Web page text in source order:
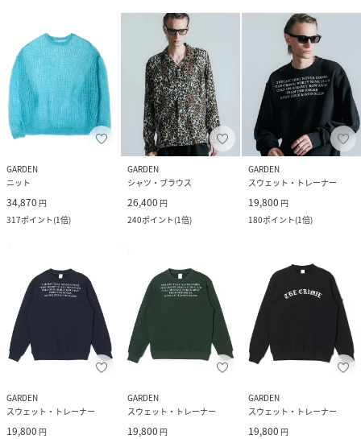
GARDEN
ニット
34,870 円
317ポイント(1倍)
GARDEN
シャツ・ブラウス
26,400 円
240ポイント(1倍)
GARDEN
スウェット・トレーナー
19,800 円
180ポイント(1倍)
GARDEN
スウェット・トレーナー
19,800 円
GARDEN
スウェット・トレーナー
19,800 円
GARDEN
スウェット・トレーナー
19,800 円